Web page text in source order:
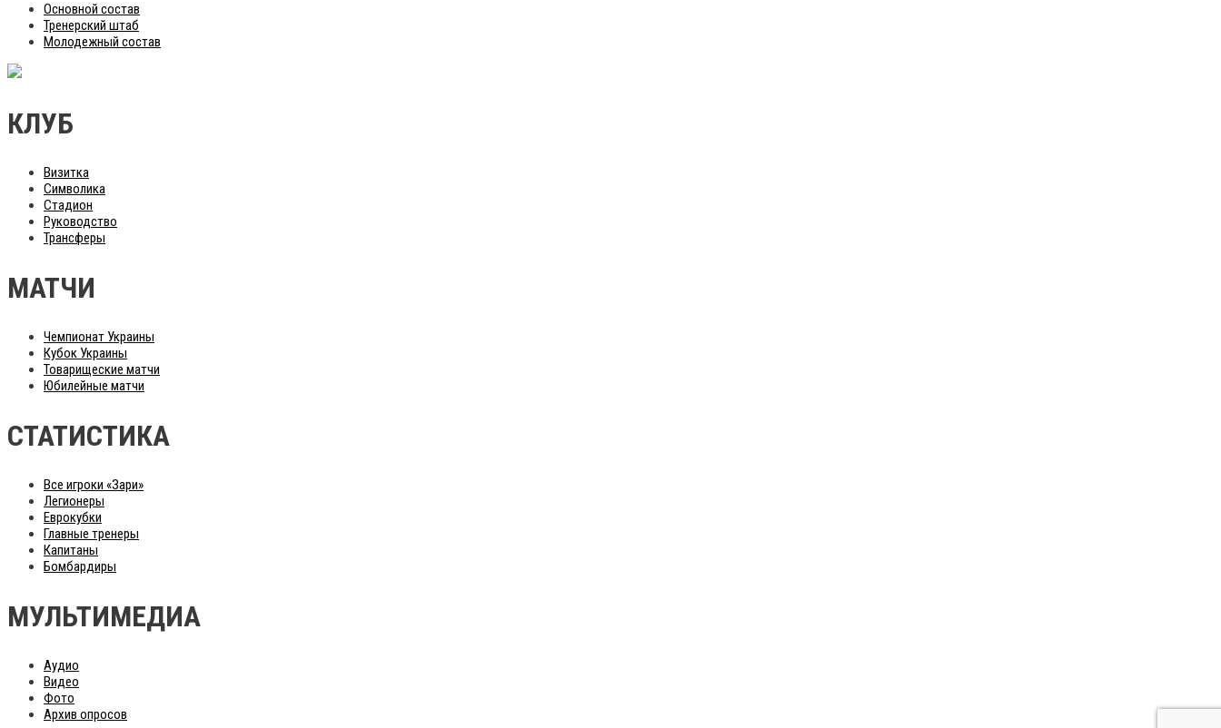
Основной состав
Тренерский штаб
Молодежный состав
КЛУБ
Визитка
Символика
Стадион
Руководство
Трансферы
МАТЧИ
Чемпионат Украины
Кубок Украины
Товарищеские матчи
Юбилейные матчи
СТАТИСТИКА
Все игроки «Зари»
Легионеры
Еврокубки
Главные тренеры
Капитаны
Бомбардиры
МУЛЬТИМЕДИА
Аудио
Видео
Фото
Архив опросов